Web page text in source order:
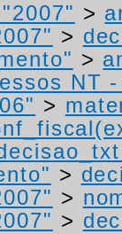
>
>
>
NT
>
>
>
>